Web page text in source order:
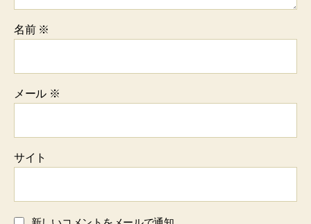
名前 ※
メール ※
サイト